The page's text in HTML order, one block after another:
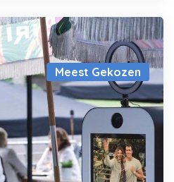
Meest Gekozen